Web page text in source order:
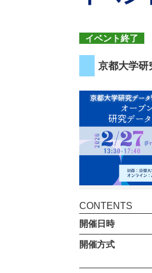
イベント終了
京都大学研
CONTENTS
開催日時
開催方式